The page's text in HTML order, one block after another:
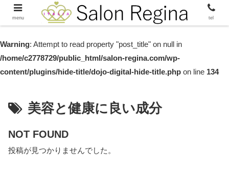
Warning: Attempt to read property "post_title" on null in
/home/c2778729/public_html/salon-regina.com/wp-
content/plugins/hide-title/dojo-digital-hide-title.php on line 134
美容と健康に良い成分
NOT FOUND
投稿が見つかりませんでした。
menu tel